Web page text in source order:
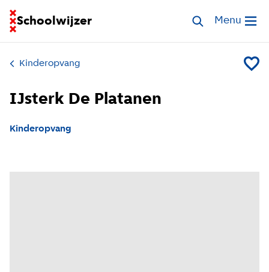
Schoolwijzer
Ga naar homepage van SchoolwijzerZoek opvang
Open
Menu
Kinderopvang Voeg
IJsterk De Platanen
Kinderopvang